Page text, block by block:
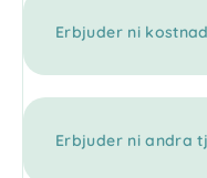
Erbjuder ni
Erbjuder ni andra